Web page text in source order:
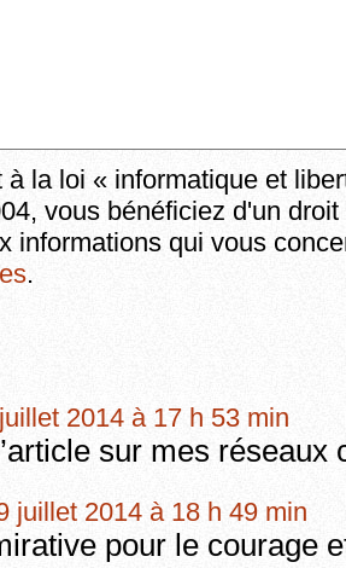
à la loi « informatique et
vous bénéficiez d'un
informations qui vous
.
2014 à 17 h 53 min
sur mes réseaux
juillet 2014 à 18 h 49 min
pour le courage